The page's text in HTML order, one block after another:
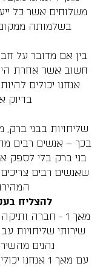
משלוחים אשר כל
בשלמותה
בין אם מדובר על
אנחנו יכולים
בדיוק
שליחויות בבני
בכך – אנשים רבים
בני ברק בלי לספק
שאנשים רבים
להצליח
מאך 1 - חברה
שירותי שליחויות
נהנים
עם מאך 1